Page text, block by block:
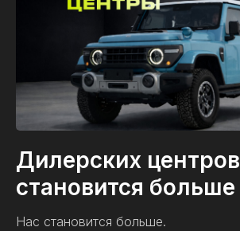
Дилерских центров
становится больше
Нас становится больше.